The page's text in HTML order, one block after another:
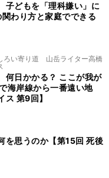
どもを「理科嫌い」に
わり方と家庭でできる
ろい寄り道 山岳ライター高橋
何日かかる？ ここが我が
海岸線から一番遠い地
ス 第9回】
を思うのか【第15回 死後